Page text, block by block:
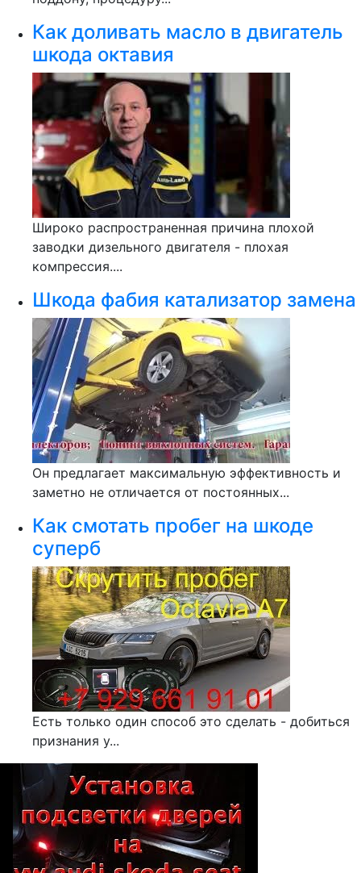
Как доливать масло в двигатель
шкода октавия
Широко распространенная причина плохой
заводки дизельного двигателя - плохая
компрессия....
Шкода фабия катализатор замена
Он предлагает максимальную эффективность и
заметно не отличается от постоянных...
Как смотать пробег на шкоде
суперб
Есть только один способ это сделать - добиться
признания у...